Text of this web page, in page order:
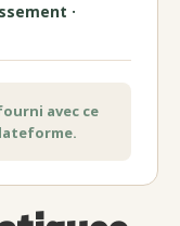
·
avec ce